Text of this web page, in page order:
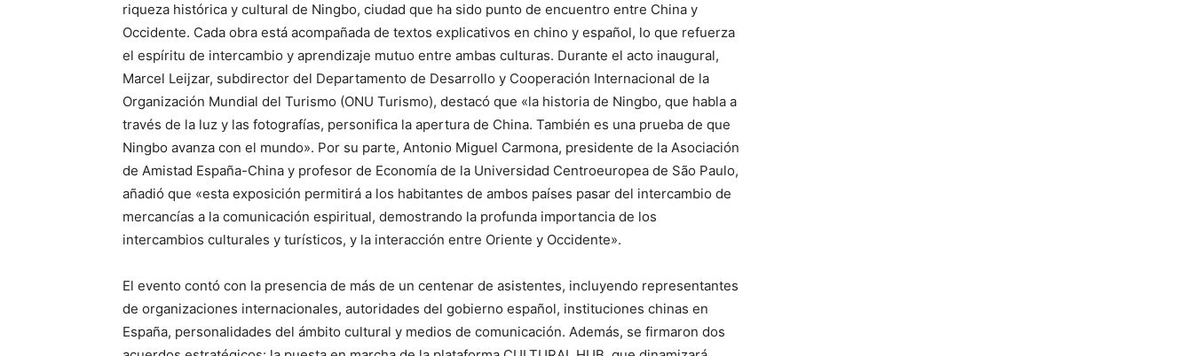
riqueza histórica y cultural de Ningbo, ciudad que ha sido punto de encuentro entre China y
Occidente. Cada obra está acompañada de textos explicativos en chino y español, lo que refuerza
el espíritu de intercambio y aprendizaje mutuo entre ambas culturas. Durante el acto inaugural,
Marcel Leijzar, subdirector del Departamento de Desarrollo y Cooperación Internacional de la
Organización Mundial del Turismo (ONU Turismo), destacó que «la historia de Ningbo, que habla a
través de la luz y las fotografías, personifica la apertura de China. También es una prueba de que
Ningbo avanza con el mundo». Por su parte, Antonio Miguel Carmona, presidente de la Asociación
de Amistad España-China y profesor de Economía de la Universidad Centroeuropea de São Paulo,
añadió que «esta exposición permitirá a los habitantes de ambos países pasar del intercambio de
mercancías a la comunicación espiritual, demostrando la profunda importancia de los
intercambios culturales y turísticos, y la interacción entre Oriente y Occidente».
El evento contó con la presencia de más de un centenar de asistentes, incluyendo representantes
de organizaciones internacionales, autoridades del gobierno español, instituciones chinas en
España, personalidades del ámbito cultural y medios de comunicación. Además, se firmaron dos